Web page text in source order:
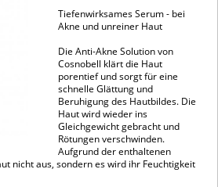
Tiefenwirksames Serum - bei
Akne und unreiner Haut
Die Anti-Akne Solution von
Cosnobell klärt die Haut
porentief und sorgt für eine
schnelle Glättung und
Beruhigung des Hautbildes. Die
Haut wird wieder ins
Gleichgewicht gebracht und
Rötungen verschwinden.
Aufgrund der enthaltenen
nicht aus, sondern es wird ihr Feuchtigkeit